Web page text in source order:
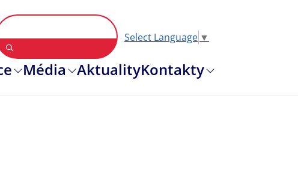
Select Language ▼
Média AktualityKontakty